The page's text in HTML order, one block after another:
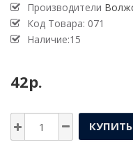
Производители
Код Товара: 071
Наличие:15
42р.
КУПИТЬ